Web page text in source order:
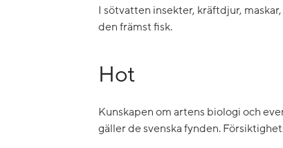
I sötvatten insekter, kräftdjur,
den främst fisk.
Hot
Kunskapen om artens biologi och
gäller de svenska fynden.